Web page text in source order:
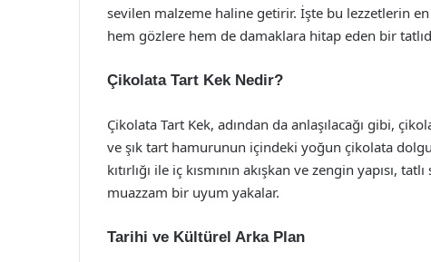
sevilen malzeme haline getirir. İşte bu lezzetlerin
hem gözlere hem de damaklara hitap eden bir
Çikolata Tart Kek Nedir?
Çikolata Tart Kek, adından da anlaşılacağı gibi,
ve şık tart hamurunun içindeki yoğun çikolata
kıtırlığı ile iç kısmının akışkan ve zengin yapısı,
muazzam bir uyum yakalar.
Tarihi ve Kültürel Arka Plan